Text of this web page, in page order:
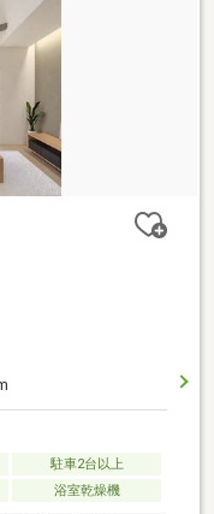
駐車2台以上
浴室乾燥機